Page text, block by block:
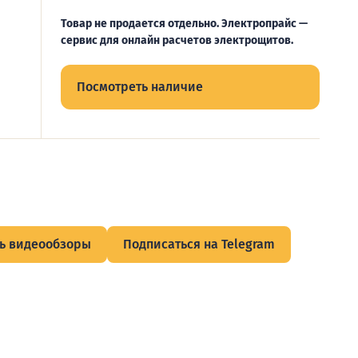
Товар не продается отдельно. Электропрайс —
сервис для онлайн расчетов электрощитов.
Посмотреть наличие
видеообзоры Подписаться на Telegram